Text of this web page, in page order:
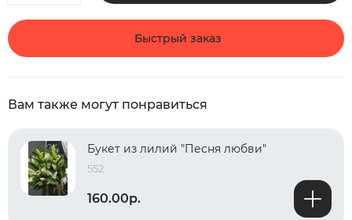
Быстрый заказ
Вам также могут понравиться
Букет из лилий "Песня любви"
552
160.00р.